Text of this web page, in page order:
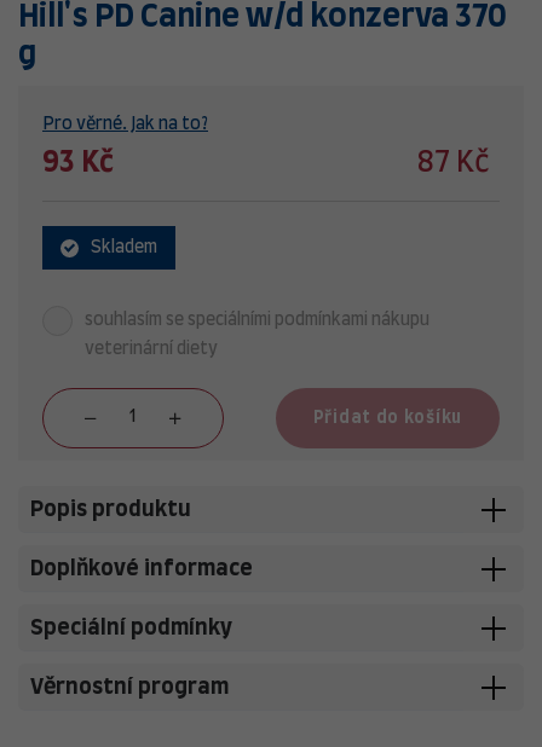
Hill's PD Canine w/d konzerva 370
g
Pro věrné. Jak na to?
93 Kč 87 Kč
Skladem
souhlasím se speciálními podmínkami nákupu
veterinární diety
Přidat do košíku
Popis produktu
Doplňkové informace
Speciální podmínky
Věrnostní program